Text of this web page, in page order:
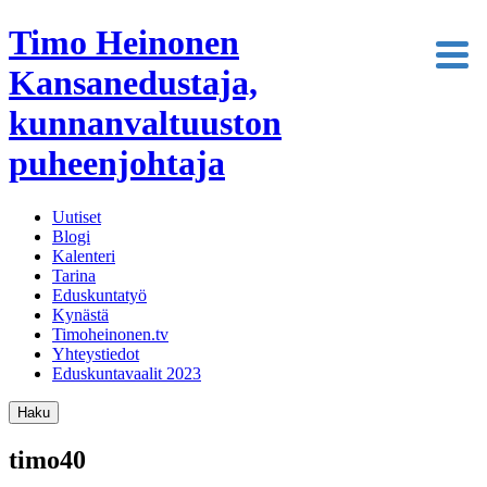
Timo Heinonen
Kansanedustaja,
kunnanvaltuuston
puheenjohtaja
Uutiset
Blogi
Kalenteri
Tarina
Eduskuntatyö
Kynästä
Timoheinonen.tv
Yhteystiedot
Eduskuntavaalit 2023
Haku
timo40